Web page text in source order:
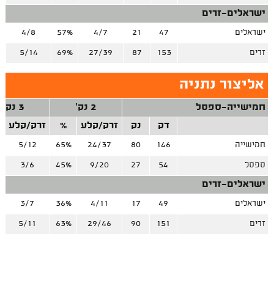
ישראלים-זרים
ישראלים 47
21
4/7
57%
4/8
זרים 153
87
27/39
69%
5/14
אליצור נתניה
חמישייה-ספסל 2 נק'
3 נק'
דק
נק זרק/קלע % זרק/קלע
חמישייה 146
80
24/37
65%
5/12
ספסל 54
27
9/20
45%
3/6
ישראלים-זרים
ישראלים 49
17
4/11
36%
3/7
זרים 151
90
29/46
63%
5/11